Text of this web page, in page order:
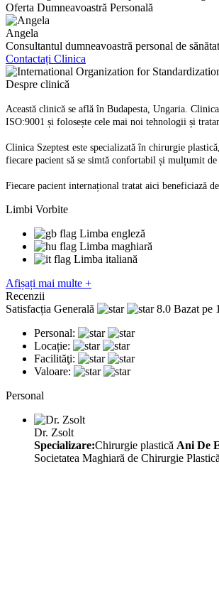
Oferta Dumneavoastră Personală
Angela
Consultantul dumneavoastră personal de
Contactați Clinica
Despre clinică
Această clinică se află în Budapesta, Ungaria.
ISO:9001 și folosește cele mai noi tehnologii și
Clinica Szeptest este specializată în chirurgie
fiecare pacient să se simtă confortabil și mulțumit de
Fiecare pacient internațional tratat aici beneficiază
Limbi Vorbite
Limba engleză
Limba maghiară
Limba italiană
Afișați mai multe +
Recenzii
Satisfacția Generală
8.0 Bazat pe
Personal:
Locație:
Facilităţi:
Valoare:
Personal
Dr. Zsolt
Specializare:Chirurgie plastică Ani De
Societatea Maghiară de Chirurgie